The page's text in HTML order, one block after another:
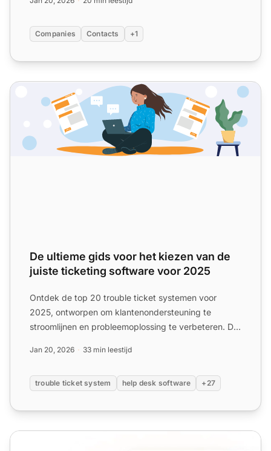
Companies Contacts +1
De ultieme gids voor het kiezen van de juiste ticketing
De ultieme gids voor het kiezen van de
juiste ticketing software voor 2025
Ontdek de top 20 trouble ticket systemen voor
2025, ontworpen om klantenondersteuning te
stroomlijnen en probleemoplossing te verbeteren. De
Jan 20, 2026 33 min leestijd
trouble ticket system help desk software +27
Ticket toewijzen